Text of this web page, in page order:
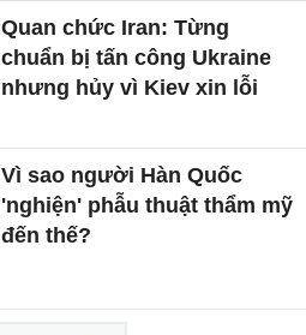
Quan chức Iran: Từng
chuẩn bị tấn công Ukraine
nhưng hủy vì Kiev xin lỗi
Vì sao người Hàn Quốc
'nghiện' phẫu thuật thẩm mỹ
đến thế?